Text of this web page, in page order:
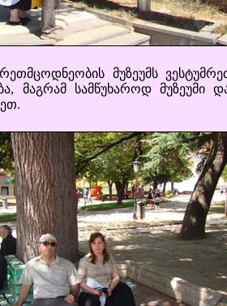
მუზეუმს
მაგრამ სამწუხაროდ მუზეუმი